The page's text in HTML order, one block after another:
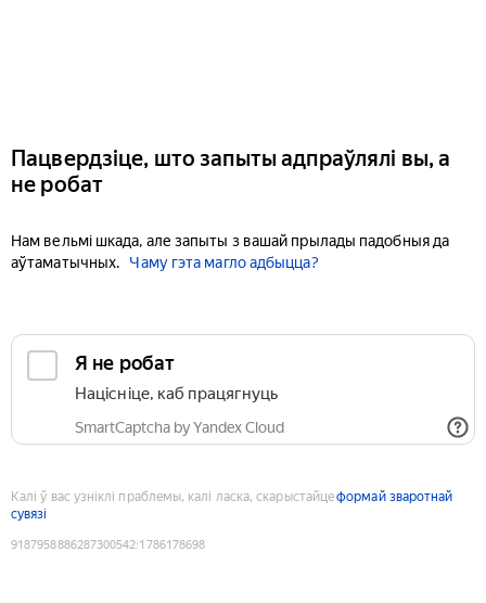
Пацвердзіце, што запыты адпраўлялі вы, а
не робат
Нам вельмі шкада, але запыты з вашай прылады падобныя да
аўтаматычных.
Чаму гэта магло адбыцца?
Я не робат
Націсніце, каб працягнуць
SmartCaptcha by Yandex Cloud
Калі ў вас узніклі праблемы, калі ласка, скарыстайцеформай зваротнай
сувязі
9187958886287300542:1786178698